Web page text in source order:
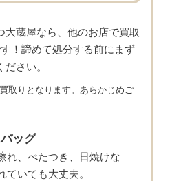
⼤蔵屋なら、他のお店で買取
！ 諦めて処分する前にまず
さい。
取りとなります。あらかじめご
ッグ
れ、べたつき、⽇焼けな
ていても⼤丈夫。